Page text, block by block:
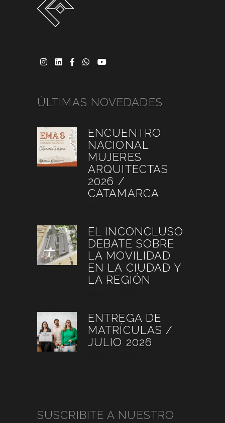
ÚLTIMAS NOVEDADES
ENCUENTRO
NACIONAL
MUJERES
ARQUITECTAS
2026 /
CATAMARCA
EL INCONCLUSO
DEBATE SOBRE
LA MOVILIDAD
EN LA CIUDAD Y
LA REGIÓN
ENTREGA DE
MATRÍCULAS /
JULIO 2026
SUSCRIBITE A NUESTRO